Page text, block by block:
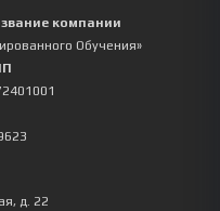
компании
Обучения»
д. 22